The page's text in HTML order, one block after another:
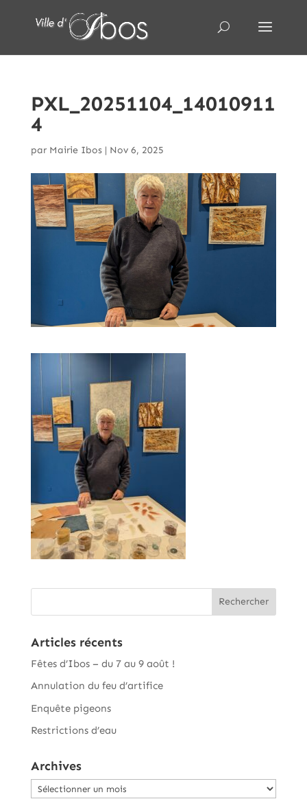
PXL_20251104_14010911
4
par Mairie Ibos| Nov 6, 2025
Articles récents
Fêtes d’Ibos – du 7 au 9 août !
Annulation du feu d’artifice
Enquête pigeons
Restrictions d’eau
Archives
Archives